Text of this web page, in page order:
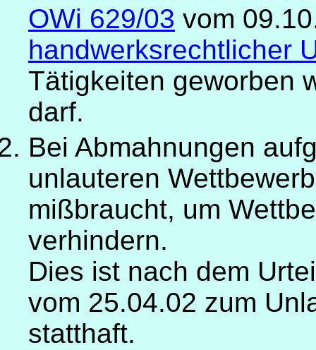
OWi 629/03 vom
handwerksrechtlicher
Tätigkeiten geworben
darf.
Bei Abmahnungen
unlauteren
mißbraucht, um
verhindern.
Dies ist nach dem
vom 25.04.02 zum
statthaft.